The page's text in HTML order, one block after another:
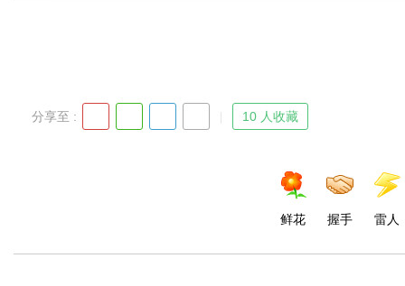
分享至 : 10 人收藏
鲜花 握手 雷人